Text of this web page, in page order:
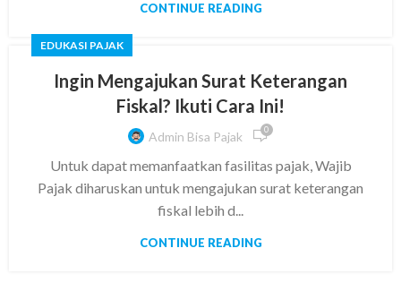
CONTINUE READING
EDUKASI PAJAK
Ingin Mengajukan Surat Keterangan
Fiskal? Ikuti Cara Ini!
Admin Bisa Pajak 0
Untuk dapat memanfaatkan fasilitas pajak, Wajib
Pajak diharuskan untuk mengajukan surat keterangan
fiskal lebih d...
CONTINUE READING